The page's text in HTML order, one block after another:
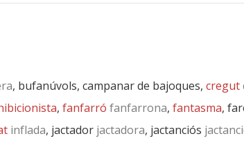
, bufanúvols, campanar de bajoques, cregut
, fanfarró fanfarrona, fantasma,
inflada, jactador jactadora, jactanciós